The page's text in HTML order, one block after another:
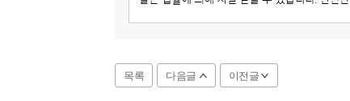
목록 다음글 이전글